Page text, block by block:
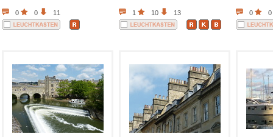
0 0 11 1 10 13 0 0